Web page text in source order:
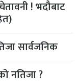
! भदौबाट
सार्वजनिक
नतिजा ?